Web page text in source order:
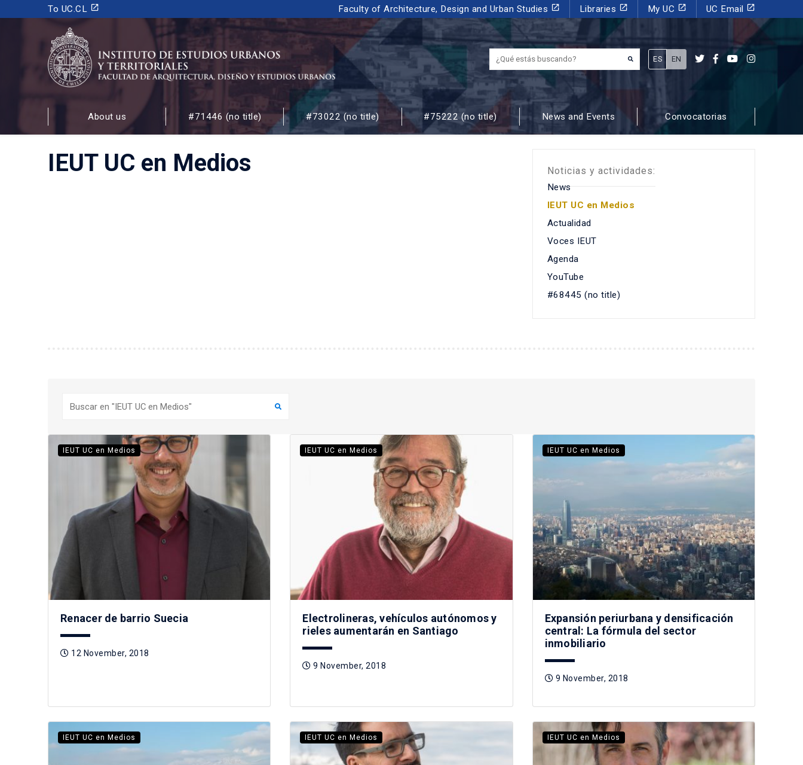
To UC.CL launch Faculty of Architecture, Design and Urban Studies launch Libraries launch My UC launch UC Email launch
INSTITUTO DE ESTUDIOS URBANOS
Y TERRITORIALES
FACULTAD DE ARQUITECTURA, DISEÑO Y ESTUDIOS URBANOS
¿Qué estás buscando?
ES EN
About us #71446 (no title) #73022 (no title) #75222 (no title) News and Events Convocatorias
IEUT UC en Medios Noticias y actividades:
News
IEUT UC en Medios
Actualidad
Voces IEUT
Agenda
YouTube
#68445 (no title)
IEUT UC en Medios
Renacer de barrio Suecia
12 November, 2018
IEUT UC en Medios
Electrolineras, vehículos autónomos y
rieles aumentarán en Santiago
9 November, 2018
IEUT UC en Medios
Expansión periurbana y densificación
central: La fórmula del sector
inmobiliario
9 November, 2018
IEUT UC en Medios IEUT UC en Medios IEUT UC en Medios